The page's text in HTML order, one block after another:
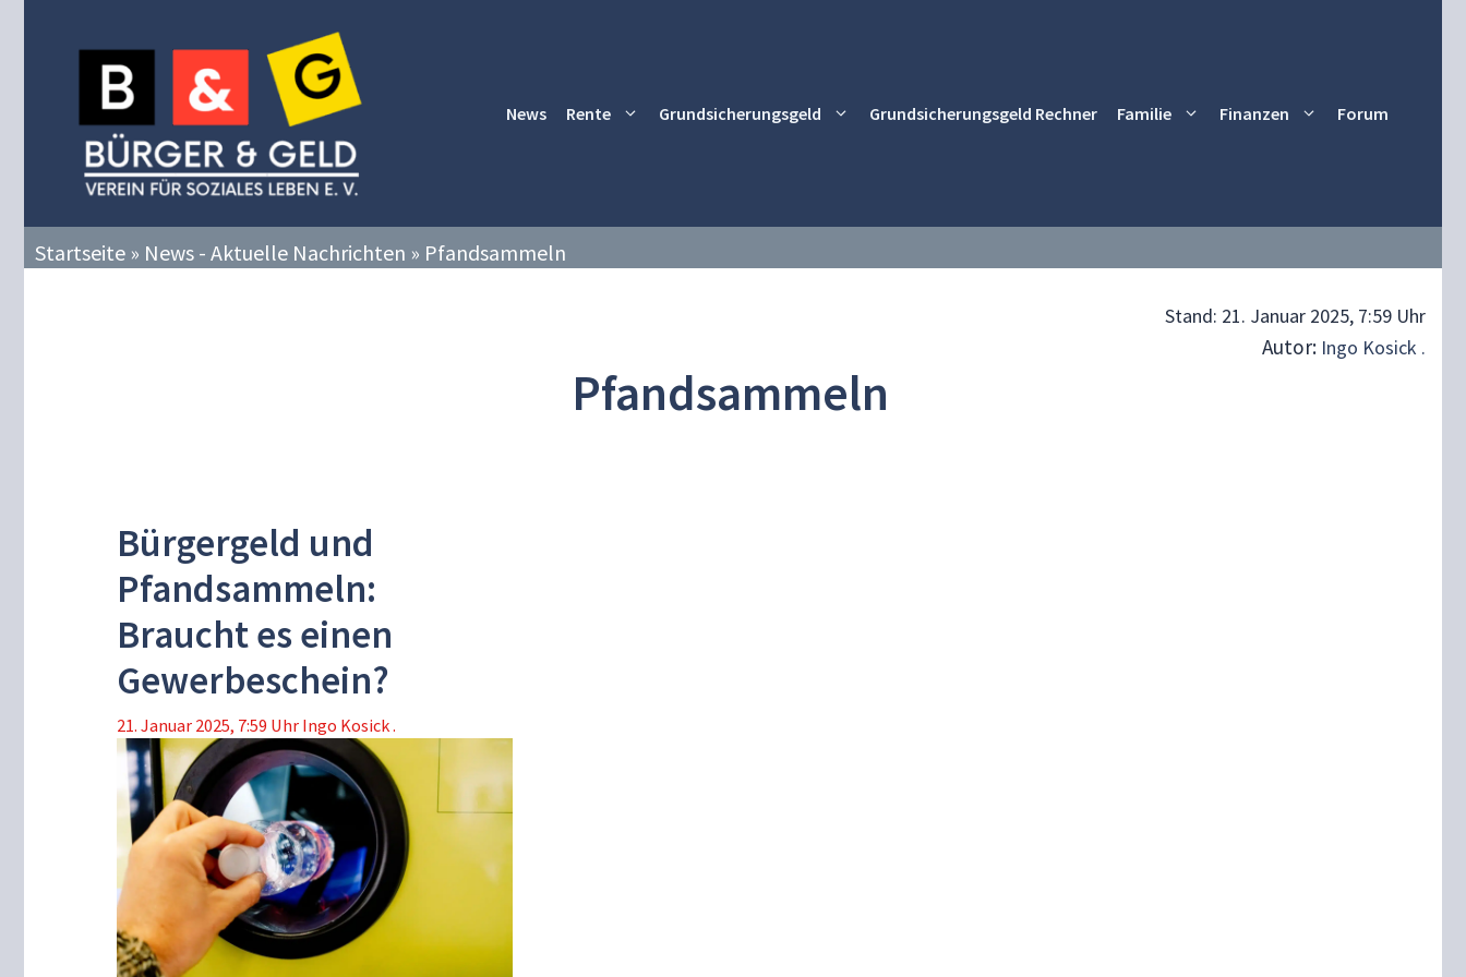
News Rente Grundsicherungsgeld Grundsicherungsgeld Rechner Familie Finanzen Forum
Startseite » News - Aktuelle Nachrichten » Pfandsammeln
Stand: 21. Januar 2025, 7:59 Uhr
Autor: Ingo Kosick .
Pfandsammeln
Bürgergeld und
Pfandsammeln:
Braucht es einen
Gewerbeschein?
21. Januar 2025, 7:59 Uhr Ingo Kosick .